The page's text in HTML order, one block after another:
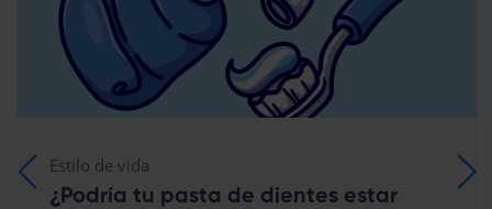
Estilo de vida
¿Podría tu pasta de dientes estar